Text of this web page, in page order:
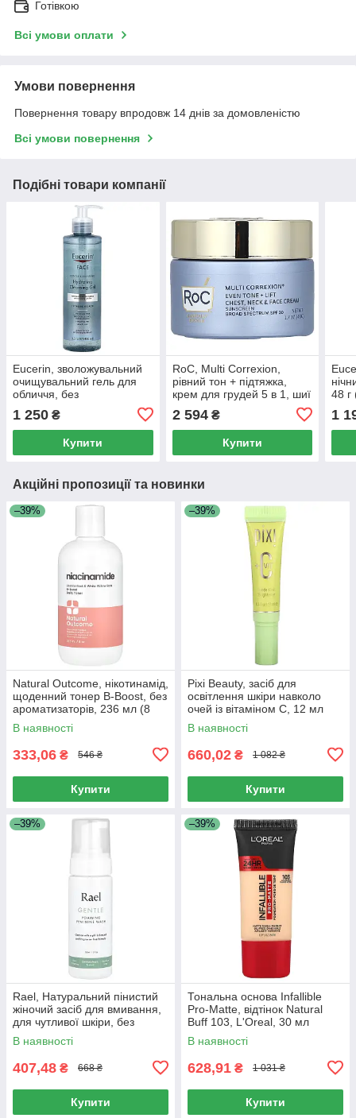
Готівкою
Всі умови оплати
Умови повернення
Повернення товару впродовж 14 днів за домовленістю
Всі умови повернення
Подібні товари компанії
Eucerin, зволожувальний
очищувальний гель для
обличчя, без
(13,5 рідк. унції)
1 250 ₴
Купити
RoC, Multi Correxion,
рівний тон + підтяжка,
крем для грудей 5 в 1, шиї
унції (48 г)
2 594₴
Купити
48 г
1
Акційні пропозиції та новинки
–39%
Natural Outcome, нікотинамід,
щоденний тонер B-Boost, без
ароматизаторів, 236 мл (8
унцій)
В наявності
333,06 ₴ 546 ₴
Купити
–39%
Pixi Beauty, засіб для
освітлення шкіри навколо
очей із вітаміном C, 12 мл
(0,4 рідк. унції)
В наявності
660,02 ₴ 1 082 ₴
Купити
–39%
Rael, Натуральний пінистий
жіночий засіб для вмивання,
для чутливої ​​шкіри, без
запаху, 5 рідких унцій (150
мл)
В наявності
407,48 ₴ 668 ₴
Купити
–39%
Тональна основа Infallible
Pro-Matte, відтінок Natural
Buff 103, L'Oreal, 30 мл
В наявності
628,91 ₴ 1 031 ₴
Купити